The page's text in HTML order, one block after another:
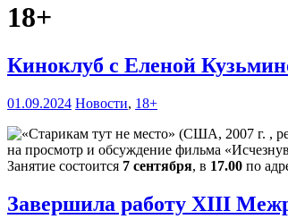
18+
Киноклуб с Еленой
01.09.2024 Новости, 18+
на просмотр и обсуждение фильма
Занятие состоится 7 сентября, в 17.00 по
Завершила работу XIII